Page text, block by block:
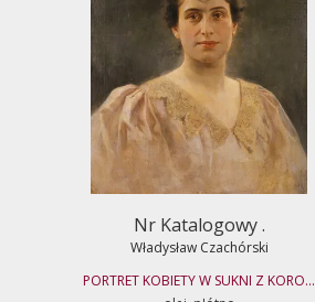
Nr Katalogowy .
Władysław Czachórski
PORTRET KOBIETY W SUKNI Z KORO...